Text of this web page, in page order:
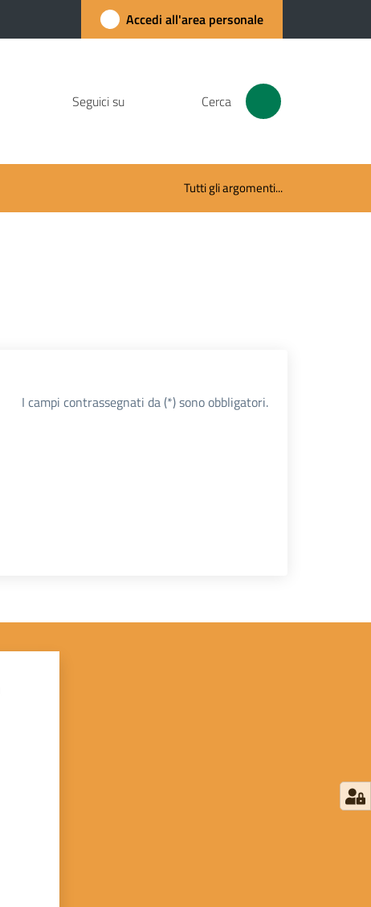
Accedi all'area personale
Seguici su Cerca
Tutti gli argomenti...
I campi contrassegnati da (*) sono obbligatori.